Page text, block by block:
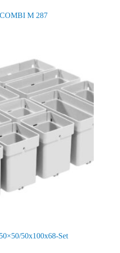
COMBI M 287
50x100x68-Set